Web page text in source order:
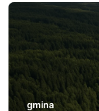
gmina